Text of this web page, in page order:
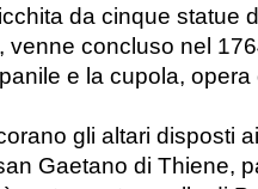
da cinque statue
venne concluso nel
e la cupola, opera
gli altari disposti
Gaetano di Thiene,